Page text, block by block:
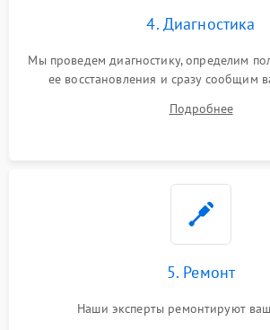
4. Диагностика
Мы проведем диагностику, определим
ее восстановления и сразу сообщим
Подробнее
5. Ремонт
Наши эксперты ремонтируют